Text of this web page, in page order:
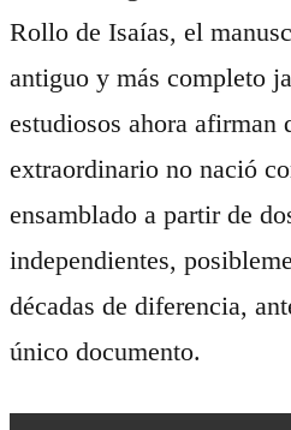
Rollo de Isaías, el
antiguo y más completo
estudiosos ahora afirman
extraordinario no nació
ensamblado a partir de
independientes,
décadas de diferencia,
único documento.